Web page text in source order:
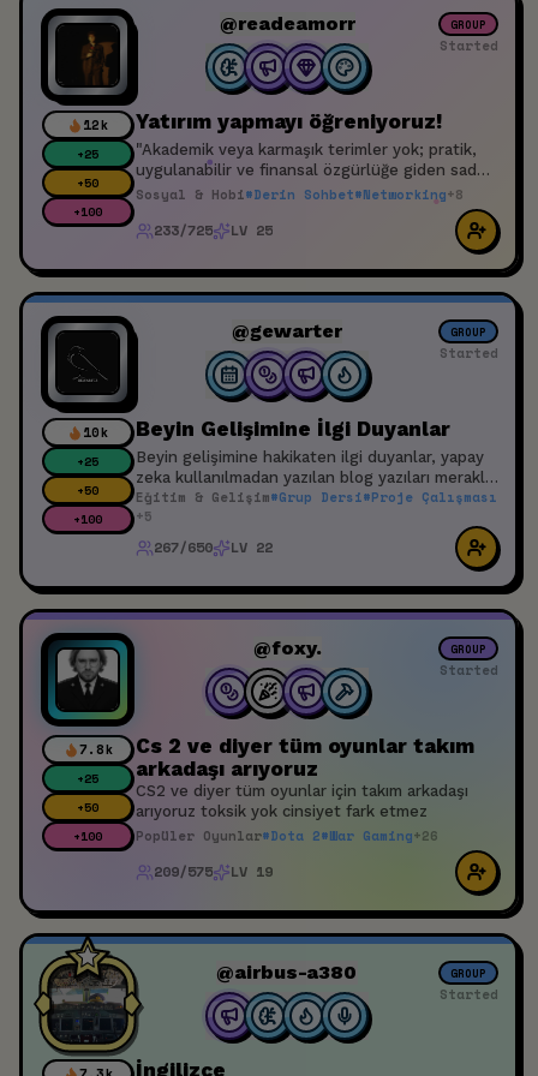
12k
+25
+50
+100
@readeamorr GROUP
Started
Yatırım yapmayı öğreniyoruz!
"Akademik veya karmaşık terimler yok; pratik,
uygulanabilir ve finansal özgürlüğe giden sade
yatırım adımları."
Sosyal & Hobi#Derin Sohbet#Networking+8
233/725 LV 25
10k
+25
+50
+100
@gewarter GROUP
Started
Beyin Gelişimine İlgi Duyanlar
Beyin gelişimine hakikaten ilgi duyanlar, yapay
zeka kullanılmadan yazılan blog yazıları merakla
okuyacak olanlar (ben yazıyorum), istediğini
sorabileceği bir mucit arkadaş edinmek
isteyenler (şaka değil), zeka + hafıza + yaratıcı
düşünme + dikkat (odaklanmayı güçlendirme) +
bilinmeyenleri) ve çok daha fazlasına (110+ ilgi
alanı olan biri tarafından üretilen herhangi bir
şey sıradan olamaz!) ilgi duyanların buradaki
(bu) ilk etkinliğime katılmasını bekliyorum.
Zamanını değerlendirmek isteyenlere (öğrenci
ya da değil, fark etmez) hediyelerim olabilir.
Eğitim & Gelişim#Grup Dersi#Proje Çalışması
+5
267/650 LV 22
7.8k
+25
+50
+100
@foxy. GROUP
Started
Cs 2 ve diyer tüm oyunlar takım
arkadaşı arıyoruz
CS2 ve diyer tüm oyunlar için takım arkadaşı
arıyoruz toksik yok cinsiyet fark etmez
Popüler Oyunlar#Dota 2#War Gaming+26
209/575 LV 19
@airbus-a380 GROUP
Started
İngilizce